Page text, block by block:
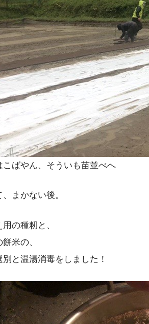
こばやん、そういも苗並べへ
まかない後。
の種籾と、
米の、
別と温湯消毒をしました！